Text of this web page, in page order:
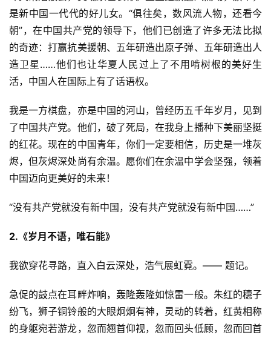
是新中国一代代的好儿女。“俱往矣，数风流人物，还看今
朝”，在中国共产党的领导下，他们已创造了许多无法比拟
的奇迹：打赢抗美援朝、五年研造出原子弹、五年研造出人
造卫星……他们也让华夏人民过上了不用啃树根的美好生
活，中国人在国际上有了话语权。
我是一方棋盘，亦是中国的河山，曾经历五千年岁月，见到
了中国共产党。他们，破了死局，在我身上播种下美丽坚挺
的红花。现在的中国青年，你们一定要相信，历史是一堆灰
烬，但灰烬深处尚有余温。愿你们在余温中学会坚强，领着
中国迈向更美好的未来！
“没有共产党就没有新中国，没有共产党就没有新中国……”
2.《岁月不语，唯石能》
我欲穿花寻路，直入白云深处，浩气展虹霓。—— 题记。
急促的鼓点在耳畔炸响，轰隆轰隆如惊雷一般。朱红的穗子
纷飞，狮子铜铃般的大眼炯炯有神，灵动的转着，红黄相称
的身躯宛若游龙，忽而翘首仰视，忽而回头低顾，忽而回首